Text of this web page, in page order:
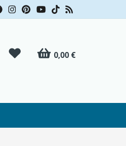
0,00 €